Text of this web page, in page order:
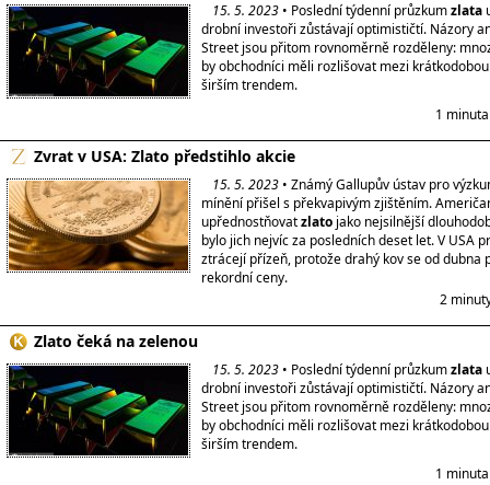
15. 5. 2023 • Poslední týdenní průzkumzlata
drobní investoři zůstávají optimističtí. Názory
Street jsou přitom rovnoměrně rozděleny:
by obchodníci měli rozlišovat mezi
širším trendem.
1
Zvrat v USA: Zlato předstihlo akcie
15. 5. 2023 • Známý Gallupův ústav pro
mínění přišel s překvapivým zjištěním.
upřednostňovatzlato jako nejsilnější
bylo jich nejvíc za posledních deset let. V USA
ztrácejí přízeň, protože drahý kov se od dubna
rekordní ceny.
2
Zlato čeká na zelenou
15. 5. 2023 • Poslední týdenní průzkumzlata
drobní investoři zůstávají optimističtí. Názory
Street jsou přitom rovnoměrně rozděleny:
by obchodníci měli rozlišovat mezi
širším trendem.
1